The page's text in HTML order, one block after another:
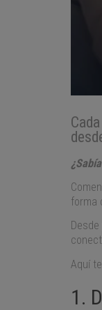
forma
Aquí
1.